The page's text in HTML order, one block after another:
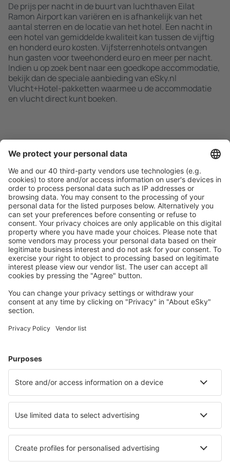
De prijs per nacht in de buurt van luchthaven Eilat
Ramon Airport kan variëren en is afhankelijk van het
aantal sterren en de locatie van het hotel. Een nacht in
een hotel van gemiddelde kwaliteit kan tussen de vijftig
en honderd euro kosten. Vijfsterrenhotels ontvangen
hun gasten voor tweehonderd euro en meer per nacht.
Indien u op zoek bent naar een goedkope accommodatie,
bekijk dan de speciale aanbieding van eSky.nl
Vlucht+Hotel-pakketten waarmee u de accommodatie
en vlucht direct kunt boeken.
Zoek snel en gemakkelijk
Plan veilig
Zorgeloos boeken met gratiss annuleringsopties.
Bespaar meer
Reisaanbiedingen en speciale aanbiedingen voor
geregistreerde gebruikers.
Kies uit meer dan 1,3 miljoen accommodaties: hotels,
jeugdherbergen, appartementen en meer.
Hotels in Israël - Populaire steden
Hotels in Haifa Hotels in Eilat
Hotels in Midreshet Ben Gurion Hotels in Yeẖiam